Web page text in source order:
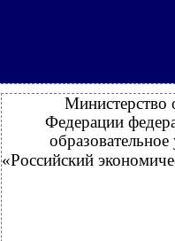
Министерство
Федерации
«Российский